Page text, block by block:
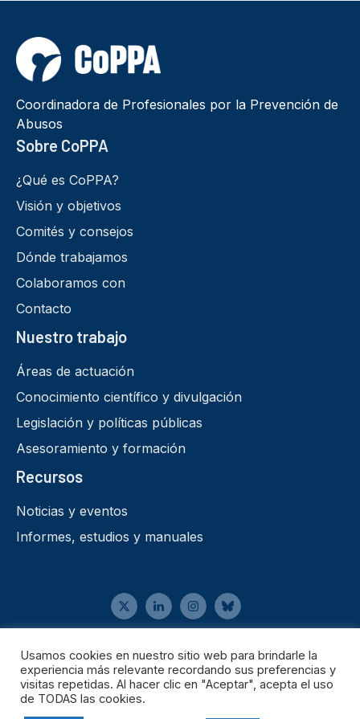
Coordinadora de Profesionales por la Prevención de
Abusos
Sobre CoPPA
¿Qué es CoPPA?
Visión y objetivos
Comités y consejos
Dónde trabajamos
Colaboramos con
Contacto
Nuestro trabajo
Áreas de actuación
Conocimiento científico y divulgación
Legislación y políticas públicas
Asesoramiento y formación
Recursos
Noticias y eventos
Informes, estudios y manuales
•
Política de cookies
•
Política de privacidad
Usamos cookies en nuestro sitio web para brindarle la
experiencia más relevante recordando sus preferencias y
visitas repetidas. Al hacer clic en "Aceptar", acepta el uso
de TODAS las cookies.